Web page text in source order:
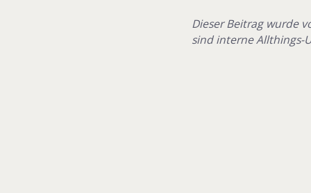
Dieser Beitrag wurde
sind interne Allthings-